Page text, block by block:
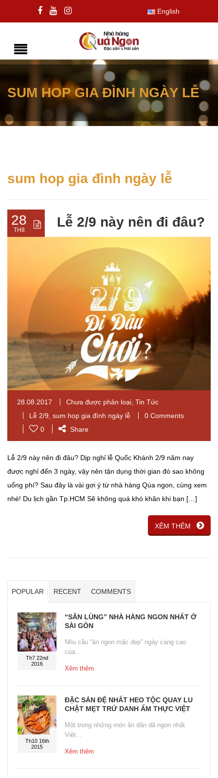
English
SUM HOP GIA ĐÌNH NGÀY LỄ
sum hop gia đình ngày lễ
28
TH8
Lễ 2/9 này nên đi đâu?
28.08.2017 Chưa được phân loại Tin Tức
Lễ 2/9 sum hop gia đình ngày lễ
0 Comments
0
Share
Lễ 2/9 này nên đi đâu? Dịp nghỉ lễ Quốc Khánh 2/9 năm nay
được nghỉ đến 3 ngày, vậy nên tận dụng thời gian đó sao không
uổng phí? Sau đây là vài gợi ý từ nhà hàng Qúa ngon, cùng xem
nhé! Du lịch gần Tp.HCM Sẽ không quá khó khăn khi bạn […]
XÊM THÊM
POPULAR RECENT COMMENTS
Th7 22nd
2016
“SĂN LÙNG” NHÀ HÀNG NGON NHẤT Ở
SÀI GÒN
Nhu cầu “ăn ngon mặc đẹp” ngày càng cao
của...
Xêm thêm
Th10 16th
2015
ĐẶC SẢN ĐỆ NHẤT HEO TỘC QUAY LU
CHẶT MẸT TRỨ DANH ẨM THỰC VIỆT
Một trong những món ăn dân dã ngon nhất
Việt...
Xêm thêm